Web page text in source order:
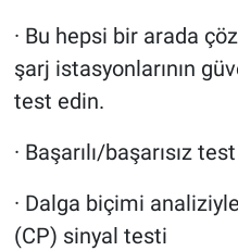
· Bu hepsi bir arada
şarj istasyonlarının
test edin.
· Başarılı/başarısız
· Dalga biçimi
(CP) sinyal testi